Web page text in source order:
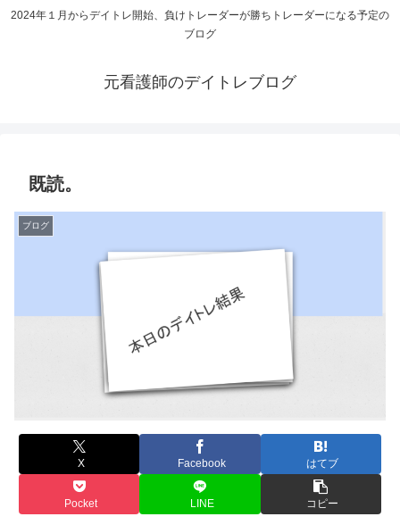
2024年１月からデイトレ開始、負けトレーダーが勝ちトレーダーになる予定の
ブログ
元看護師のデイトレブログ
既読。
ブログ
X Facebook はてブ
Pocket LINE コピー